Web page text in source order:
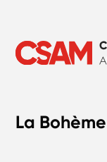
La Bohème